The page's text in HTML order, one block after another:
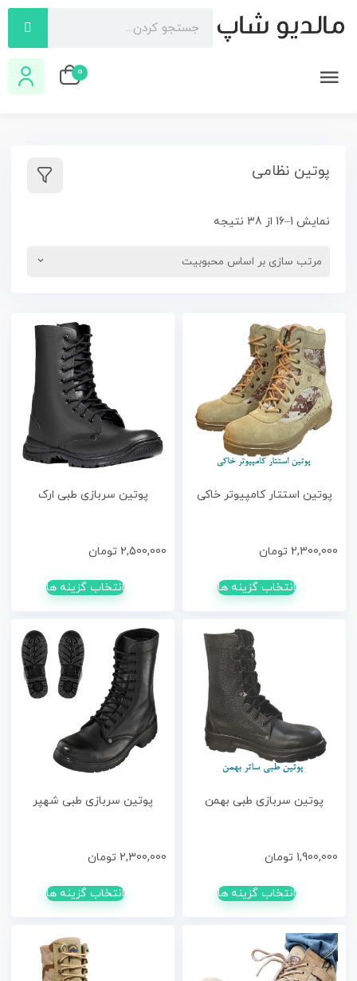
0
پوتین نظامی
نمایش 1–16 از 38 نتیجه
پوتین استتار کامپیوتر خاکی
2,300,000 تومان
انتخاب گزینه ها
پوتین سربازی طبی ارک
2,500,000 تومان
انتخاب گزینه ها
پوتین سربازی طبی بهمن
1,900,000 تومان
انتخاب گزینه ها
پوتین سربازی طبی شهپر
2,300,000 تومان
انتخاب گزینه ها